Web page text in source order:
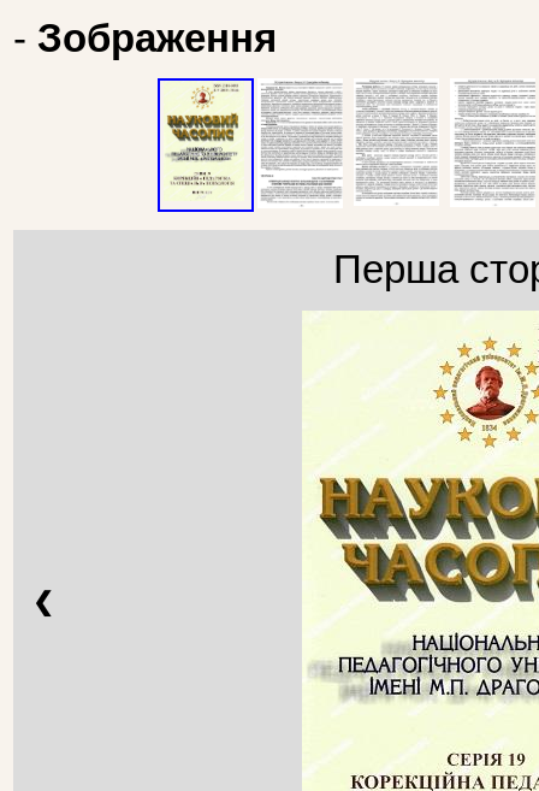
- Зображення
Перша
❮